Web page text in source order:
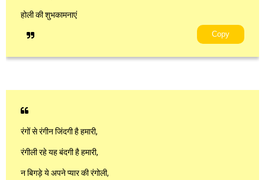
होली की शुभकामनाएं
Copy
रंगों से रंगीन जिंदगी है हमारी,
रंगीली रहे यह बंदगी है हमारी,
न बिगड़े ये अपने प्यार की रंगोली,